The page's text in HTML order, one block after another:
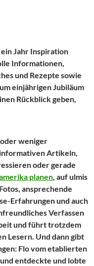
ein Jahr Inspiration
Informationen,
und Rezepte sowie
einjährigen Jubiläum
Rückblick geben,
weniger
Artikeln,
oder gerade
planen, auf ulmis
ansprechende
Erfahrungen und auch
Verfassen
und führt trotzdem
Lesern. Und dann gibt
Flo vom etablierten
entdeckte und lobte